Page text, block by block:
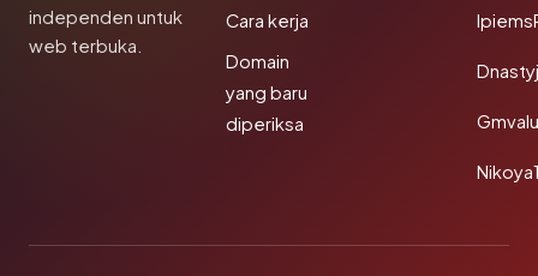
independen untuk
web terbuka.
Cara kerja
Domain
yang baru
diperiksa